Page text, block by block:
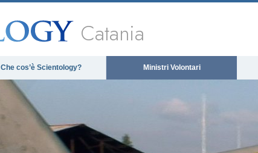
Catania
Che cos’è Scientology? Ministri Volontari